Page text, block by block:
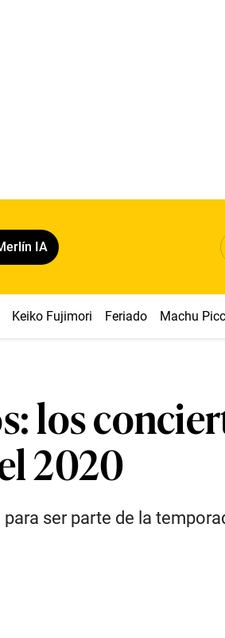
IA
Keiko Fujimori Feriado Machu
los
2020
ser parte de la